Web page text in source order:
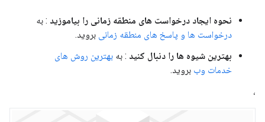
نحوه ایجاد درخواست های منطقه زمانی را بیاموزید : به
درخواست ها و پاسخ های منطقه زمانی بروید.
بهترین شیوه ها را دنبال کنید : به بهترین روش های
خدمات وب بروید.
،